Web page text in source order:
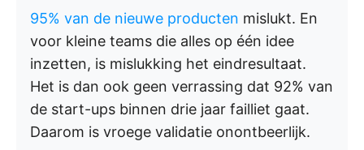
95% van de nieuwe producten mislukt. En
voor kleine teams die alles op één idee
inzetten, is mislukking het eindresultaat.
Het is dan ook geen verrassing dat 92% van
de start-ups binnen drie jaar failliet gaat.
Daarom is vroege validatie onontbeerlijk.